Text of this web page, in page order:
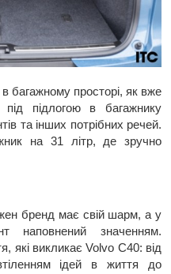
багажному просторі, як вже
підлогою в багажнику
та інших потрібних речей.
на 31 літр, де зручно
бренд має свій шарм, а у
наповнений значенням.
які викликає Volvo C40: від
ідей в життя до